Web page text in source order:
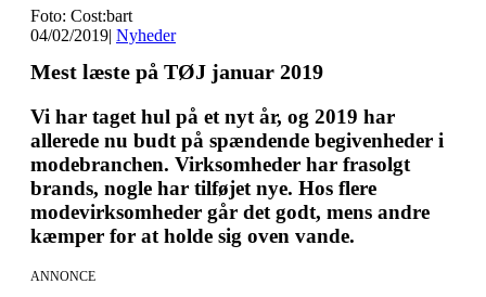
Foto: Cost:bart
04/02/2019| Nyheder
Mest læste på TØJ januar 2019
Vi har taget hul på et nyt år, og 2019 har
allerede nu budt på spændende begivenheder i
modebranchen. Virksomheder har frasolgt
brands, nogle har tilføjet nye. Hos flere
modevirksomheder går det godt, mens andre
kæmper for at holde sig oven vande.
ANNONCE